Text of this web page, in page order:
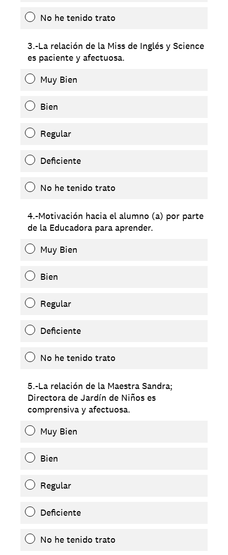
No he tenido trato
3.-La relación de la Miss de Inglés y Science
es paciente y afectuosa.
Muy Bien
Bien
Regular
Deficiente
No he tenido trato
4.-Motivación hacia el alumno (a) por parte
de la Educadora para aprender.
Muy Bien
Bien
Regular
Deficiente
No he tenido trato
5.-La relación de la Maestra Sandra;
Directora de Jardín de Niños es
comprensiva y afectuosa.
Muy Bien
Bien
Regular
Deficiente
No he tenido trato